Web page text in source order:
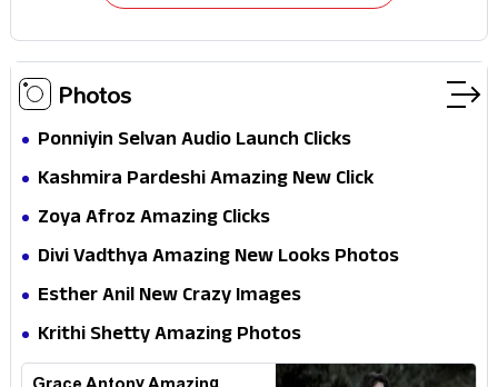
Photos
Ponniyin Selvan Audio Launch Clicks
Kashmira Pardeshi Amazing New Click
Zoya Afroz Amazing Clicks
Divi Vadthya Amazing New Looks Photos
Esther Anil New Crazy Images
Krithi Shetty Amazing Photos